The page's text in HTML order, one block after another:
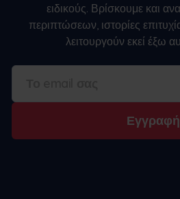
ειδικούς. Βρίσκουμε και
περιπτώσεων, ιστορίες
λειτουργούν εκεί έξω
Εγγραφή